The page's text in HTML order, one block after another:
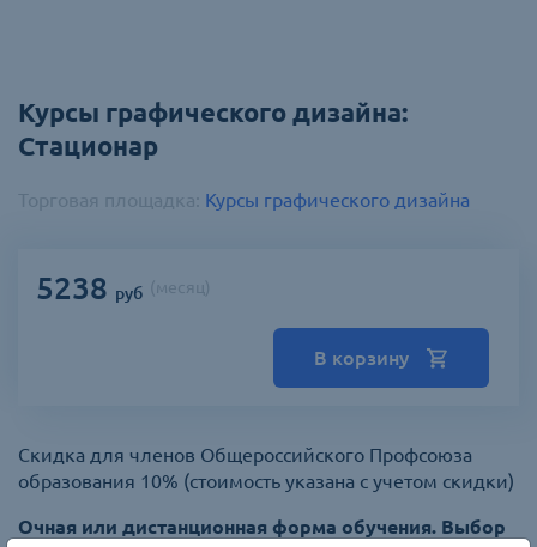
Курсы графического дизайна:
Стационар
Торговая площадка: Курсы графического дизайна
5238 руб месяц )
В корзину
Скидка для членов Общероссийского Профсоюза
образования 10% (стоимость указана с учетом скидки)
Очная или дистанционная форма обучения. Выбор